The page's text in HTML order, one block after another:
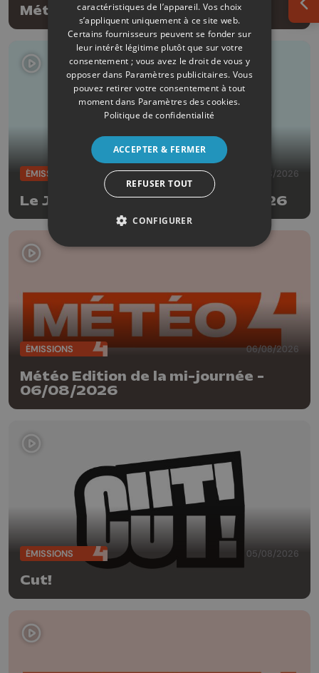
Météo Soir - 06/08/2026
ÉMISSIONS 06/08/2026
Le JT Edition du soir - 06/08/2026
ÉMISSIONS 06/08/2026
Météo Edition de la mi-journée -
06/08/2026
ÉMISSIONS 05/08/2026
Cut!
caractéristiques de l’appareil. Vos choix
s’appliquent uniquement à ce site web.
Certains fournisseurs peuvent se fonder sur
leur intérêt légitime plutôt que sur votre
consentement ; vous avez le droit de vous y
opposer dans Paramètres publicitaires. Vous
pouvez retirer votre consentement à tout
moment dans Paramètres des cookies.
Politique de confidentialité
ACCEPTER & FERMER
REFUSER TOUT
CONFIGURER